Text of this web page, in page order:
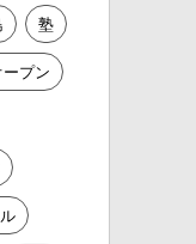
塾
プン